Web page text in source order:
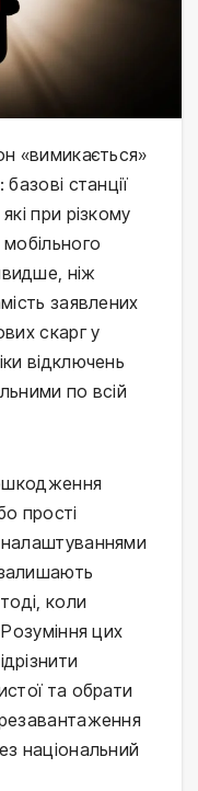
«вимикається»
станції
при різкому
ніж
заявлених
скарг у
відключень
по всій
прості
коли
цих
та обрати
національний